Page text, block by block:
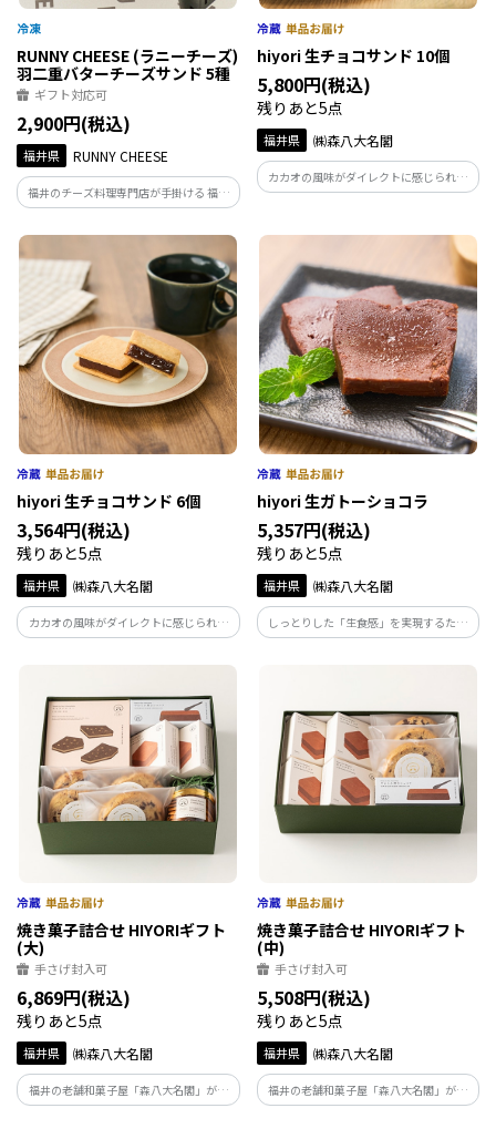
RUNNY CHEESE (ラニーチーズ)
羽二重バターチーズサンド 5種
ギフト対応可
2,900円(税込)
福井県 RUNNY CHEESE
福井のチーズ料理専門店が手掛ける 福井
銘菓「羽二重餅」がはいったバターチー
ズサンド。5種のフレーバーが入って、味
も見た目も大満足、空気をたっぷり含ま
せた濃厚なバタークリームを心ゆくまで
ご堪能ください。
hiyori 生チョコサンド 10個
5,800円(税込)
残りあと5点
福井県 ㈱森八大名閣
カカオの風味がダイレクトに感じられる
厚みがあってしっとりした「ガナッシ
ッキー」が一体化した人気の定番。
hiyori 生チョコサンド 6個
3,564円(税込)
残りあと5点
福井県 ㈱森八大名閣
カカオの風味がダイレクトに感じられる
厚みがあってしっとりした「ガナッシ
ュ」と、その魅力を引き出す極薄の「ク
hiyori 生ガトーショコラ
5,357円(税込)
残りあと5点
福井県 ㈱森八大名閣
しっとりした「生食感」を実現するため
に、粉を使わず仕上げています。カカオの
焼き菓子詰合せ HIYORIギフト
(大)
手さげ封入可
6,869円(税込)
残りあと5点
福井県 ㈱森八大名閣
福井の老舗和菓子屋「森八大名閣」が手
掛けるチョコレートブランド「山奥チョ
焼き菓子詰合せ HIYORIギフト
(中)
手さげ封入可
5,508円(税込)
残りあと5点
福井県 ㈱森八大名閣
福井の老舗和菓子屋「森八大名閣」が手
掛けるチョコレートブランド「山奥チョ